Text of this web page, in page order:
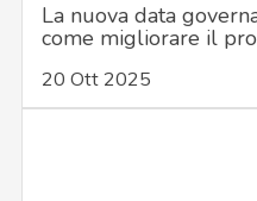
La nuova data
come migliorare il
20 Ott 2025